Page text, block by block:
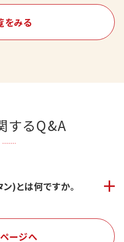
をみる
するQ&A
)とは何ですか。
ージへ